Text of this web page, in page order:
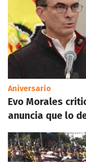
Aniversario
Evo Morales
anuncia que lo